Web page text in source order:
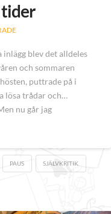
inlägg blev det alldeles
och sommaren
puttrade på i
lösa trådar och…
nu går jag
PAUS SJÄLVKRITIK